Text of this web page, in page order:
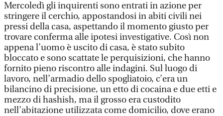
Mercoledì gli inquirenti sono entrati in azione per
stringere il cerchio, appostandosi in abiti civili nei
pressi della casa, aspettando il momento giusto per
trovare conferma alle ipotesi investigative. Così non
appena l’uomo è uscito di casa, è stato subito
bloccato e sono scattate le perquisizioni, che hanno
fornito pieno riscontro alle indagini. Sul luogo di
lavoro, nell’armadio dello spogliatoio, c’era un
bilancino di precisione, un etto di cocaina e due etti e
mezzo di hashish, ma il grosso era custodito
nell’abitazione utilizzata come domicilio, dove erano